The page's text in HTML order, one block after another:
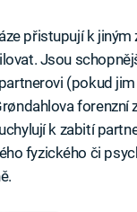
přistupují k
Jsou
(pokud
k zabití
fyzického či